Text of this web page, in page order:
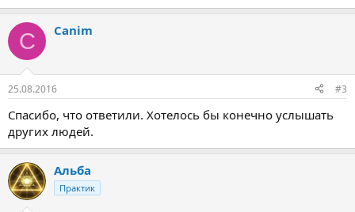
C Canim
25.08.2016 #3
Спасибо, что ответили. Хотелось бы конечно услышать
других людей.
Альба
Практик